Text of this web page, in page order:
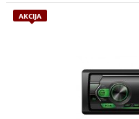
AKCIJA